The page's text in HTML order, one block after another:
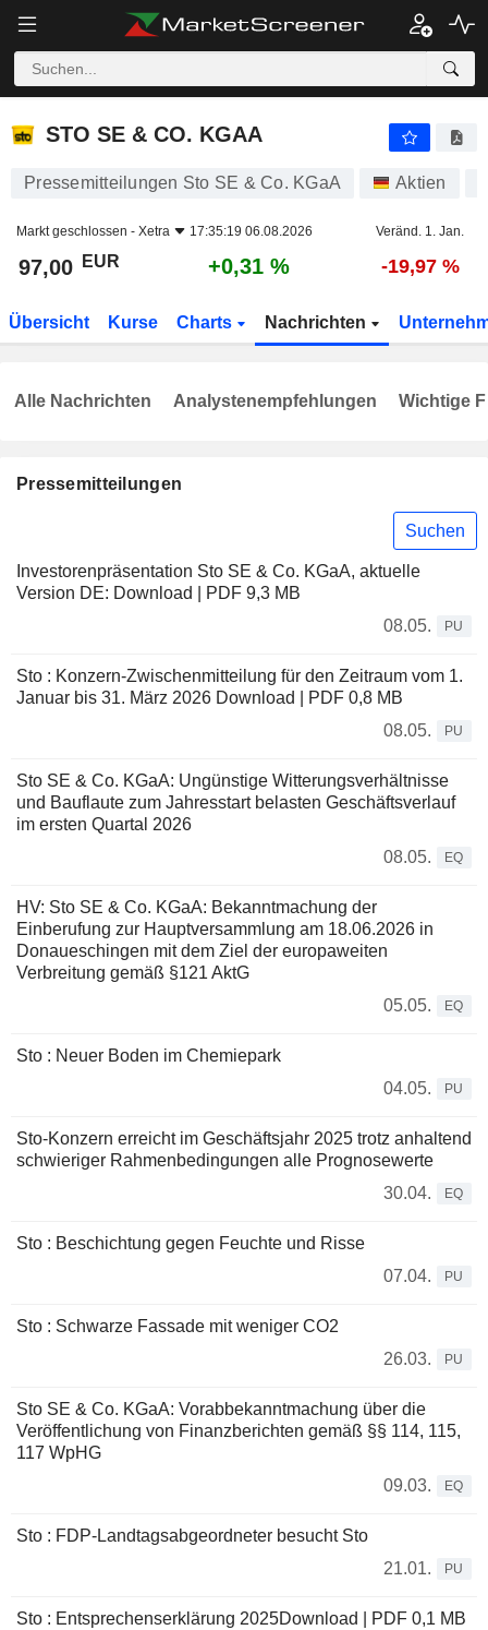
STO SE & CO. KGAA
STO SE & CO. KGAA
Pressemitteilungen Sto SE & Co. KGaA Aktien
Markt geschlossen - Xetra 17:35:19 06.08.2026 Veränd. 1. Jan.
97,00 EUR +0,31 % -19,97 %
Übersicht Kurse Charts Nachrichten
Pressemitteilungen
Suchen
Investorenpräsentation Sto SE & Co. KGaA, aktuelle
Version DE: Download | PDF 9,3 MB
08.05.
PU
Sto : Konzern-Zwischenmitteilung für den Zeitraum vom 1.
Januar bis 31. März 2026 Download | PDF 0,8 MB
08.05.
PU
Sto SE & Co. KGaA: Ungünstige Witterungsverhältnisse
und Bauflaute zum Jahresstart belasten Geschäftsverlauf
im ersten Quartal 2026
08.05.
EQ
HV: Sto SE & Co. KGaA: Bekanntmachung der
Einberufung zur Hauptversammlung am 18.06.2026 in
Donaueschingen mit dem Ziel der europaweiten
Verbreitung gemäß §121 AktG
05.05.
EQ
Sto : Neuer Boden im Chemiepark
04.05.
PU
Sto-Konzern erreicht im Geschäftsjahr 2025 trotz anhaltend
schwieriger Rahmenbedingungen alle Prognosewerte
30.04.
EQ
Sto : Beschichtung gegen Feuchte und Risse
07.04.
PU
Sto : Schwarze Fassade mit weniger CO2
26.03.
PU
Sto SE & Co. KGaA: Vorabbekanntmachung über die
Veröffentlichung von Finanzberichten gemäß §§ 114, 115,
117 WpHG
09.03.
EQ
Sto : FDP-Landtagsabgeordneter besucht Sto
21.01.
PU
Sto : Entsprechenserklärung 2025Download | PDF 0,1 MB
Alle Nachrichten Analystenempfehlungen Wichtige